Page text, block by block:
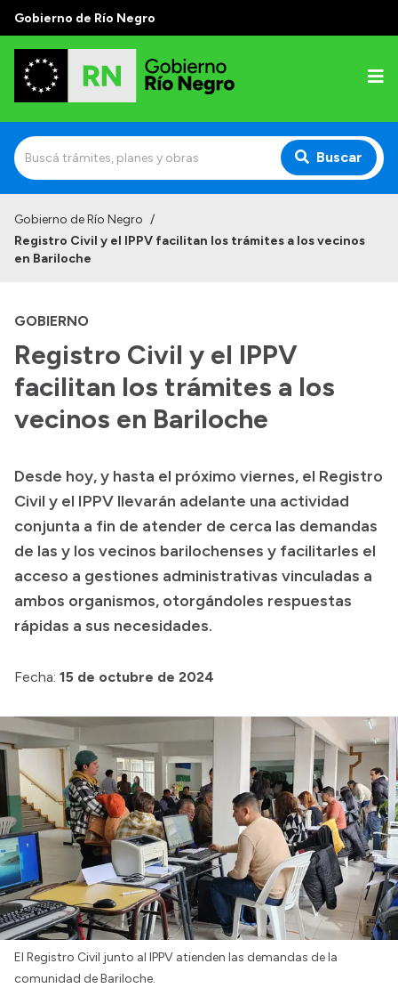
Gobierno de Río Negro
Buscar
Autoridades
Autoridades y Organismos
Discursos en la Legislatura
Casa de Gobierno
Acerca de Río Negro
Geografía
Invertí en Río Negro
Transparencia
Presupuesto
Consulta de expedientes
Consulta de pago a proveedores
Convocatorias
Intranet
Login
Gobierno de Río Negro /
Registro Civil y el IPPV facilitan los trámites a los vecinos
en Bariloche
GOBIERNO
Registro Civil y el IPPV
facilitan los trámites a los
vecinos en Bariloche
Desde hoy, y hasta el próximo viernes, el Registro
Civil y el IPPV llevarán adelante una actividad
conjunta a fin de atender de cerca las demandas
de las y los vecinos barilochenses y facilitarles el
acceso a gestiones administrativas vinculadas a
ambos organismos, otorgándoles respuestas
rápidas a sus necesidades.
Fecha: 15 de octubre de 2024
El Registro Civil junto al IPPV atienden las demandas de la
comunidad de Bariloche.